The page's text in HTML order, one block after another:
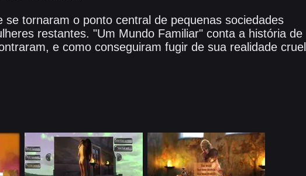
se tornaram o ponto central de pequenas sociedades
restantes. "Um Mundo Familiar" conta a história de
e como conseguiram fugir de sua realidade cruel